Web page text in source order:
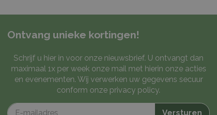
Ontvang unieke kortingen!
Schrijf u hier in voor onze nieuwsbrief. U ontvangt dan
maximaal 1x per week onze mail met hierin onze acties
en evenementen. Wij verwerken uw gegevens secuur
conform onze privacy policy.